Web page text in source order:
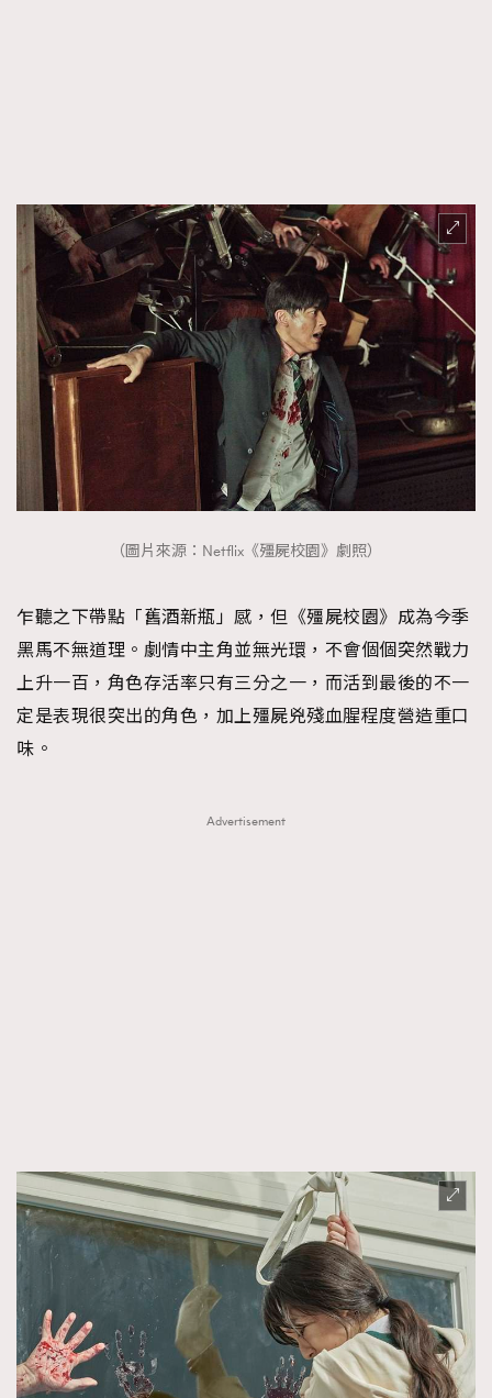
（圖片來源：Netflix《殭屍校園》劇照）
乍聽之下帶點「舊酒新瓶」感，但《殭屍校園》成為今季
黑馬不無道理。劇情中主角並無光環，不會個個突然戰力
上升一百，角色存活率只有三分之一，而活到最後的不一
定是表現很突出的角色，加上殭屍兇殘血腥程度營造重口
味。
Advertisement